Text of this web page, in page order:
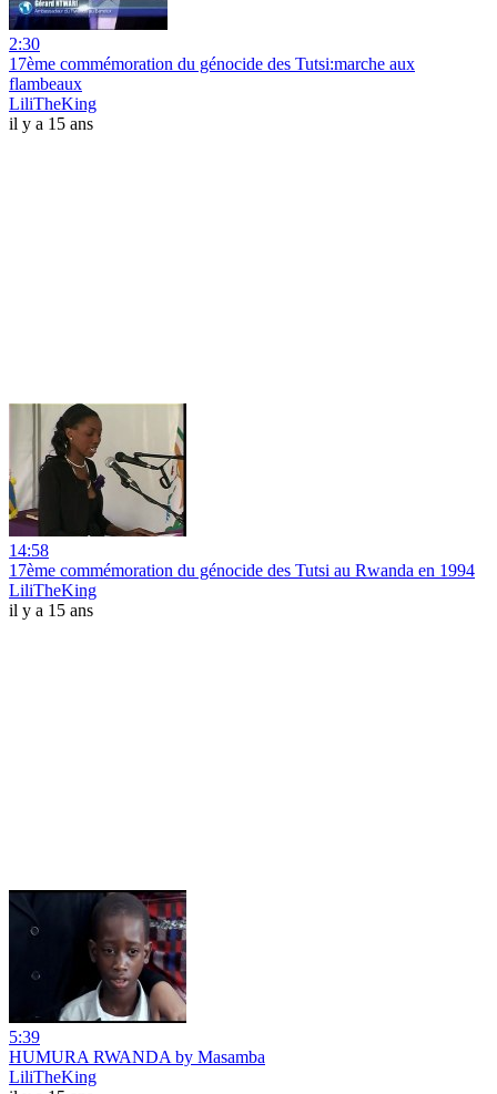
2:30
17ème commémoration du génocide des Tutsi:marche aux
flambeaux
LiliTheKing
il y a 15 ans
14:58
17ème commémoration du génocide des Tutsi au Rwanda en 1994
LiliTheKing
il y a 15 ans
5:39
HUMURA RWANDA by Masamba
LiliTheKing